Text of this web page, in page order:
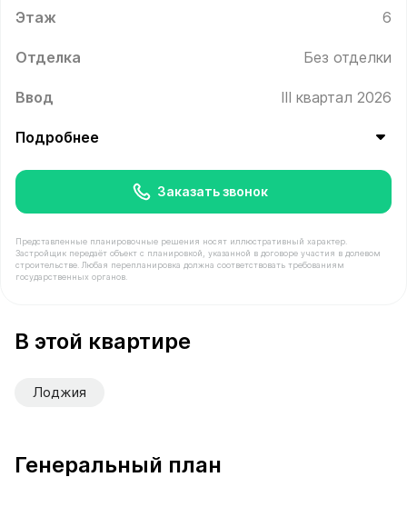
Этаж 6
Отделка Без отделки
Ввод III квартал 2026
Подробнее
Заказать звонок
Представленные планировочные решения носят иллюстративный характер.
Застройщик передаёт объект с планировкой, указанной в договоре участия в долевом
строительстве. Любая перепланировка должна соответствовать требованиям
государственных органов.
В этой квартире
Лоджия
Генеральный план